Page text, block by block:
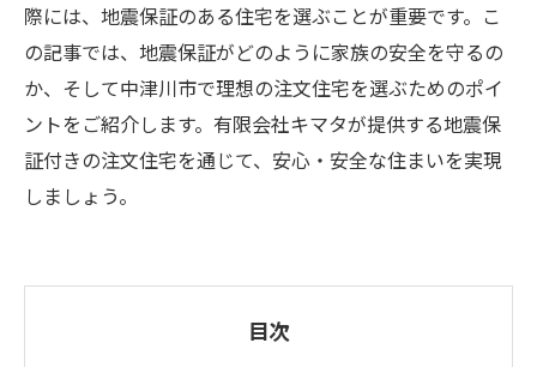
際には、地震保証のある住宅を選ぶことが重要です。こ
の記事では、地震保証がどのように家族の安全を守るの
か、そして中津川市で理想の注文住宅を選ぶためのポイ
ントをご紹介します。有限会社キマタが提供する地震保
証付きの注文住宅を通じて、安心・安全な住まいを実現
しましょう。
目次